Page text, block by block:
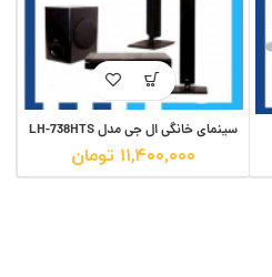
سینمای خانگی ال جی مدل LH-738HTS
۱۱,۴۰۰,۰۰۰ تومان